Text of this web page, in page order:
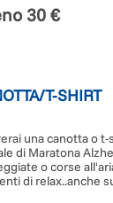
30 €
T-SHIRT
una canotta o
di Maratona
o corse
di relax..anche